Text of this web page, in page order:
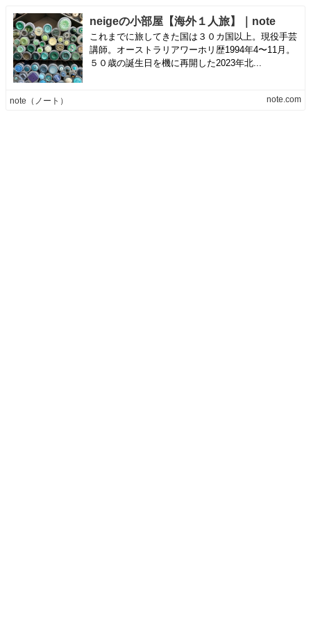
neigeの小部屋【海外１人旅】｜note
これまでに旅してきた国は３０カ国以上。現役手芸
講師。オーストラリアワーホリ歴1994年4〜11月。
５０歳の誕生日を機に再開した2023年北...
note（ノート） note.com